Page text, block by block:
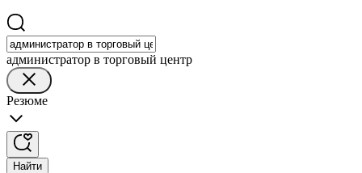
администратор в торговый центр
Резюме
Найти